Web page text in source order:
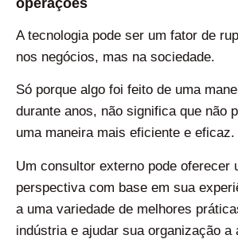
A tecnologia pode ser um fator de
nos negócios, mas na sociedade.
Só porque algo foi feito de uma
durante anos, não significa que não
uma maneira mais eficiente e eficaz.
Um consultor externo pode oferecer
perspectiva com base em sua
a uma variedade de melhores
indústria e ajudar sua organização a